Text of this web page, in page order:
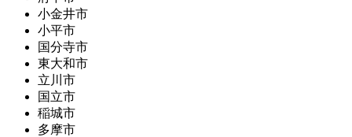
小金井市
小平市
国分寺市
東大和市
立川市
国立市
稲城市
多摩市